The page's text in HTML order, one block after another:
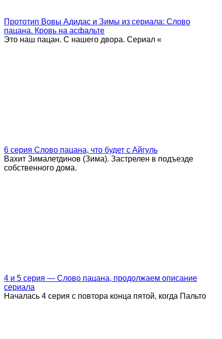
Прототип Вовы Адидас и Зимы из сериала: Слово
пацана. Кровь на асфальте
Это наш пацан. С нашего двора. Сериал «
6 серия Слово пацана, что будет с Айгуль
Вахит Зималетдинов (Зима). Застрелен в подъезде
собственного дома.
4 и 5 серия — Слово пацана, продолжаем описание
сериала
Началась 4 серия с повтора конца пятой, когда Пальто